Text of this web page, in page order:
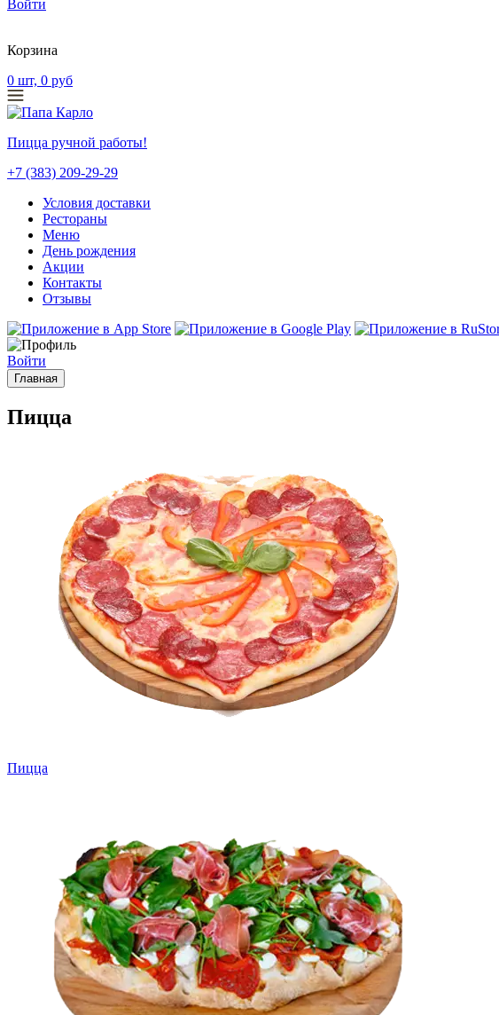
Войти
Корзина
0 шт, 0 руб
Пицца ручной работы!
+7 (383) 209-29-29
Условия доставки
Рестораны
Меню
День рождения
Акции
Контакты
Отзывы
Войти
Главная
Пицца
Пицца